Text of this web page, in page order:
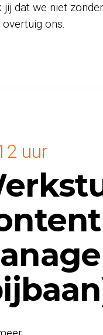
dat we niet
overtuig ons.
uur